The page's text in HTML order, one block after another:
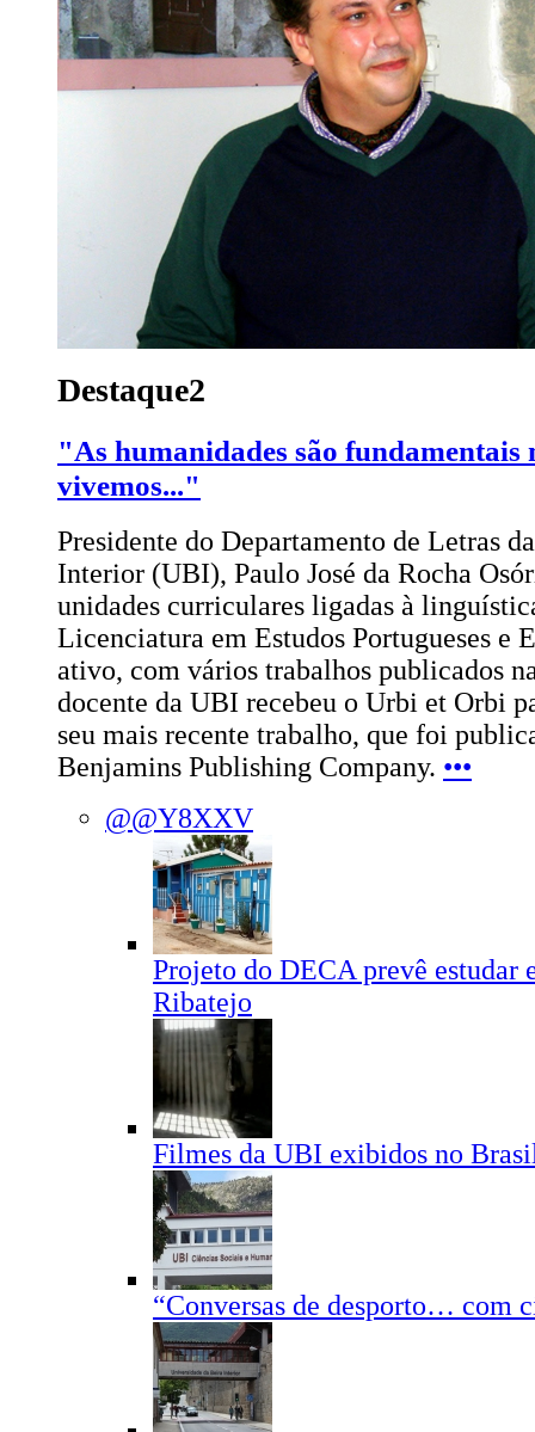
Destaque2
"As humanidades são fundamentais
vivemos..."
Presidente do Departamento de Letras
Interior (UBI), Paulo José da Rocha
unidades curriculares ligadas à
Licenciatura em Estudos Portugueses e
ativo, com vários trabalhos publicados
docente da UBI recebeu o Urbi et Orbi
seu mais recente trabalho, que foi
Benjamins Publishing Company. •••
@@Y8XXV
Projeto do DECA prevê estudar
Ribatejo
Filmes da UBI exibidos no
“Conversas de desporto… com